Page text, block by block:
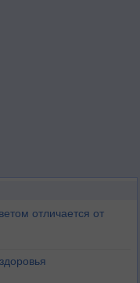
отличается от